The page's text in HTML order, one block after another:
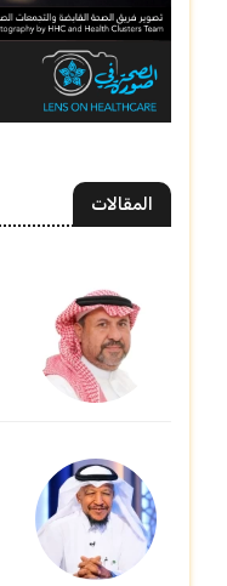
المقالات